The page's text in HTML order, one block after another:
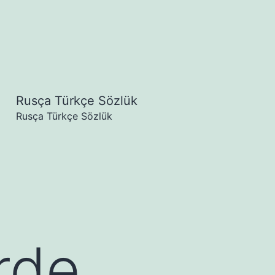
Rusça Türkçe Sözlük
Rusça Türkçe Sözlük